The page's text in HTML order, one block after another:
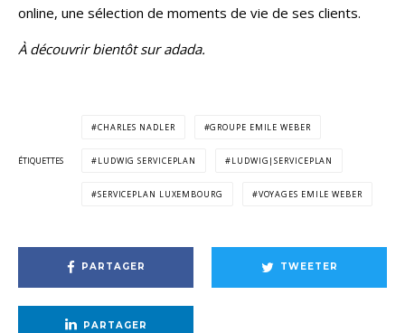
online, une sélection de moments de vie de ses clients.
À découvrir bientôt sur adada.
ÉTIQUETTES
CHARLES NADLER GROUPE EMILE WEBER
LUDWIG SERVICEPLAN LUDWIG|SERVICEPLAN
SERVICEPLAN LUXEMBOURG VOYAGES EMILE WEBER
PARTAGER TWEETER
PARTAGER